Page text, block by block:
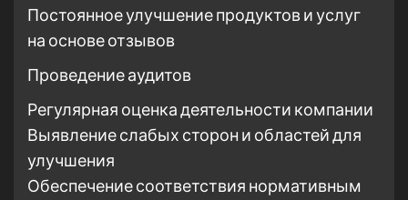
Постоянное улучшение продуктов и услуг
на основе отзывов
Проведение аудитов
Регулярная оценка деятельности компании
Выявление слабых сторон и областей для
улучшения
Обеспечение соответствия нормативным